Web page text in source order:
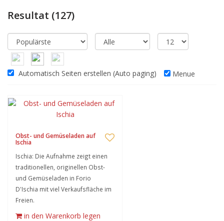
Resultat (127)
Automatisch Seiten erstellen (Auto paging) Menue
Obst- und Gemüseladen auf
Ischia
Ischia: Die Aufnahme zeigt einen
traditionellen, originellen Obst-
und Gemüseladen in Forio
D'Ischia mit viel Verkaufsfläche im
Freien.
in den Warenkorb legen